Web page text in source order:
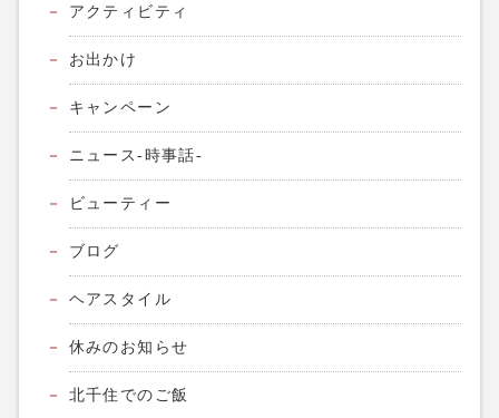
アクティビティ
お出かけ
キャンペーン
ニュース-時事話-
ビューティー
ブログ
ヘアスタイル
休みのお知らせ
北千住でのご飯